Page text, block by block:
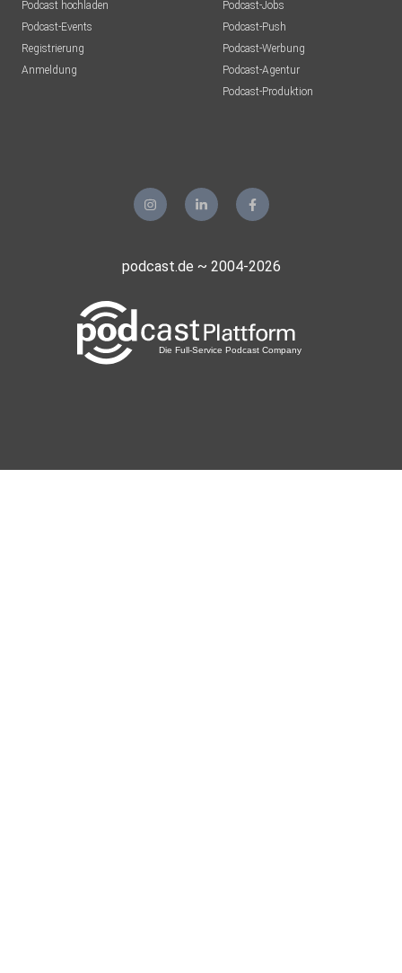
Podcast hochladen
Podcast-Events
Registrierung
Anmeldung
Podcast-Jobs
Podcast-Push
Podcast-Werbung
Podcast-Agentur
Podcast-Produktion
podcast.de ~ 2004-2026